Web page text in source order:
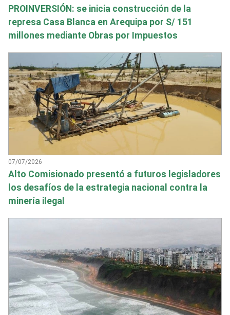
PROINVERSIÓN: se inicia construcción de la
represa Casa Blanca en Arequipa por S/ 151
millones mediante Obras por Impuestos
07/07/2026
Alto Comisionado presentó a futuros legisladores
los desafíos de la estrategia nacional contra la
minería ilegal